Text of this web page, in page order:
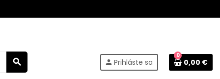
search person Prihláste sa
0
0,00 €